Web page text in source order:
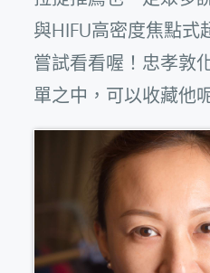
與HIFU高密度焦點式
嘗試看看喔！忠孝敦
單之中，可以收藏他